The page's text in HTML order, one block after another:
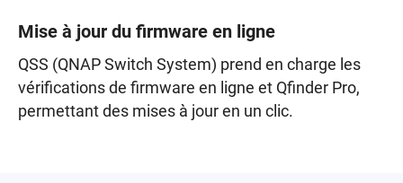
Mise à jour du firmware en ligne
QSS (QNAP Switch System) prend en charge les
vérifications de firmware en ligne et Qfinder Pro,
permettant des mises à jour en un clic.